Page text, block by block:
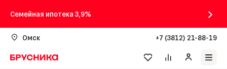
Семейная ипотека 3,9%
Омск +7 (3812) 21-88-19